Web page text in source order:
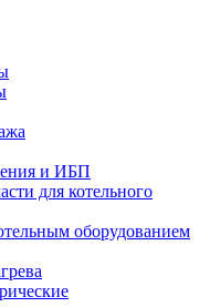
и ИБП
для котельного
оборудованием